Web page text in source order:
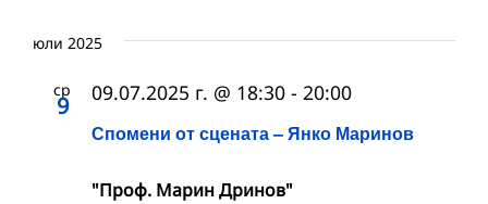
юли 2025
ср
9
Спомени от сцената – Янко Маринов
09.07.2025 г. @ 18:30 - 20:00
"Проф. Марин Дринов"